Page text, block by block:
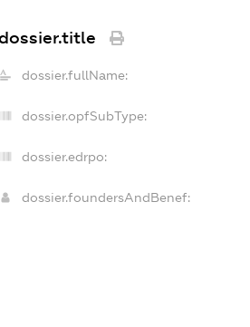
dossier.fullName:
dossier.opfSubType:
dossier.edrpo:
dossier.foundersAndBenef: